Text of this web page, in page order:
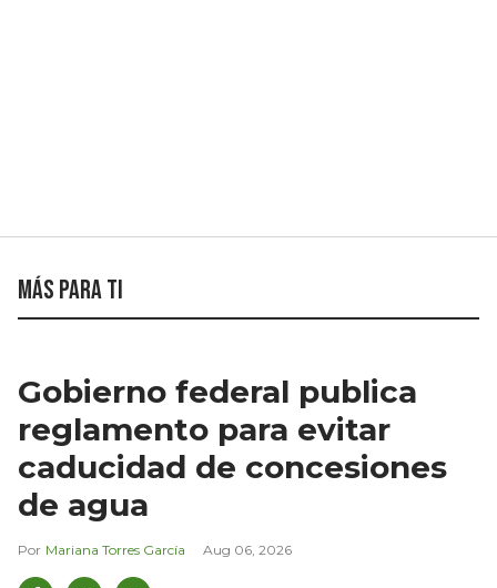
Más para ti
Gobierno federal publica
reglamento para evitar
caducidad de concesiones
de agua
Mariana Torres García Aug 06, 2026